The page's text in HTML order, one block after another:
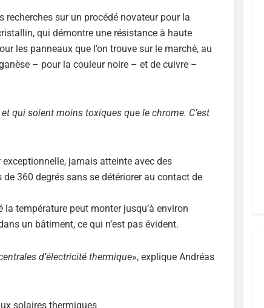
recherches sur un procédé novateur pour la
qui démontre une résistance à haute
les panneaux que l’on trouve sur le marché, au
– pour la couleur noire – et de cuivre –
qui soient moins toxiques que le chrome. C’est
jamais atteinte avec des
360 degrés sans se détériorer au contact de
la température peut monter jusqu’à environ
un bâtiment, ce qui n’est pas évident.
d’électricité thermique», explique Andréas